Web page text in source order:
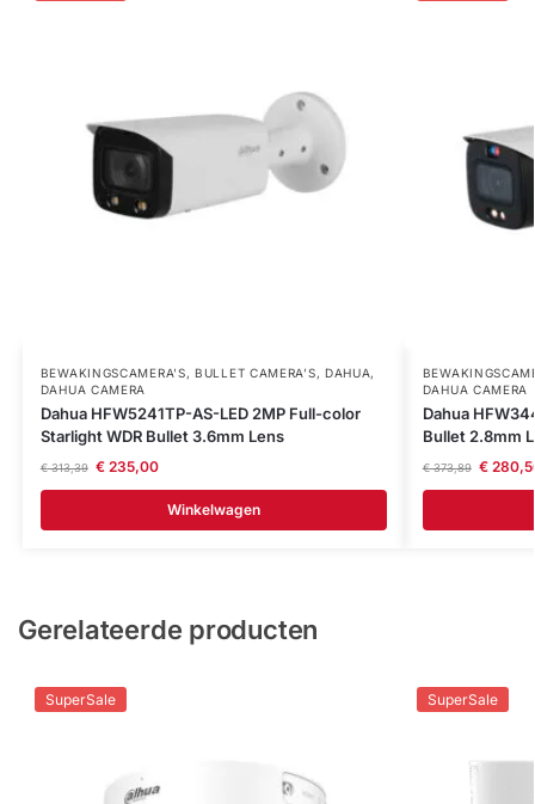
BEWAKINGSCAMERA'S, BULLET CAMERA’S, DAHUA,
DAHUA CAMERA
Dahua HFW5241TP-AS-LED 2MP Full-color
Starlight WDR Bullet 3.6mm Lens
€313,39 €235,00
Winkelwagen
DAHUA CAMERA
Dahua
Bullet 2.8mm
€373,89 €
Gerelateerde producten
SuperSale SuperSale